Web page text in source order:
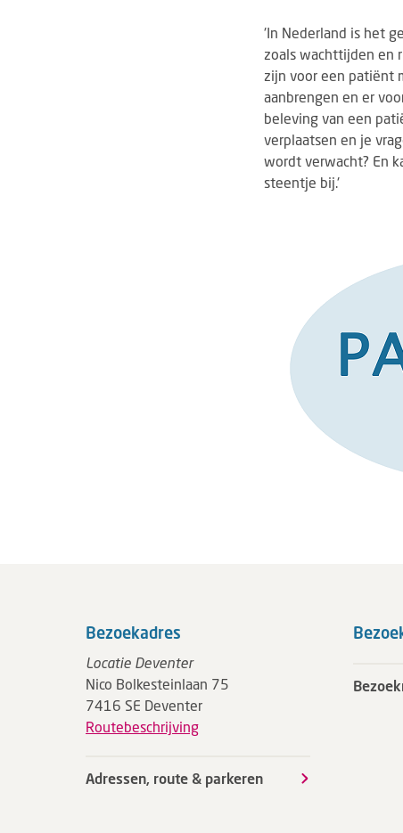
'In Nederland is het
zoals wachttijden en
zijn voor een patiënt
aanbrengen en er
beleving van een
verplaatsen en je
wordt verwacht? En
steentje bij.'
Bezoekadres
Locatie Deventer
Nico Bolkesteinlaan 75
7416 SE Deventer
Routebeschrijving
Adressen, route & parkeren